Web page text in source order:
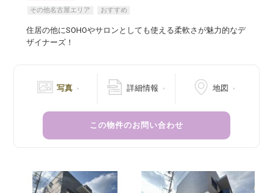
その他名古屋エリア
おすすめ
住居の他にSOHOやサロンとしても使える柔軟さが魅力的なデ
ザイナーズ！
写真 詳細情報 地図
この物件のお問い合わせ